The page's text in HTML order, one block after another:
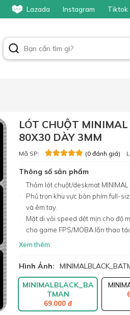
Lazada Instagram Tiktok
LÓT CHUỘT MINIMAL
80X30 DÀY 3MM
Mã SP: (0 đánh giá)
Thông số sản phẩm
Thảm lót chuột/deskmat
Phủ trọn khu vực bàn phím full-
và êm tay.
Mặt di vải speed dệt mịn cho độ
cho game FPS/MOBA lẫn thao
Xem thêm
Hình Ảnh:
MINIMALBLACK_BA
TMAN
69.000 đ